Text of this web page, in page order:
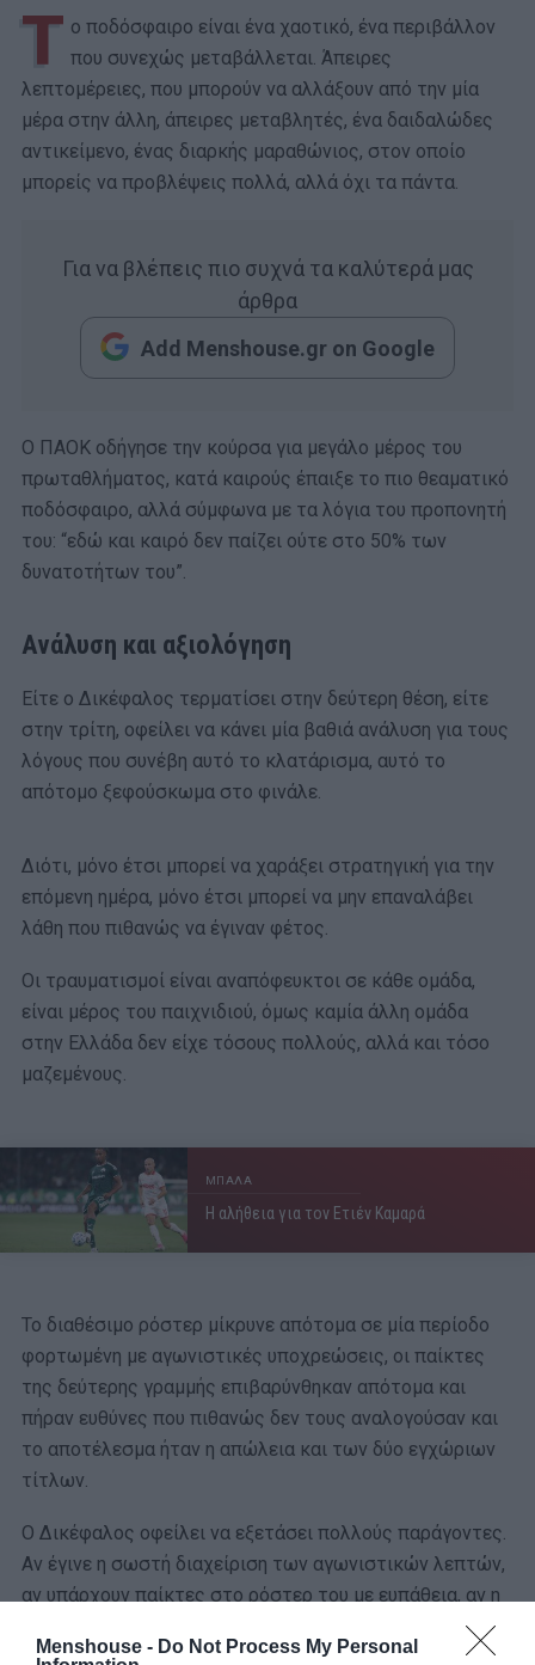
Menshouse - Do Not Process My Personal
Τ ο ποδόσφαιρο είναι ένα χαοτικό, ένα περιβάλλον
που συνεχώς μεταβάλλεται. Άπειρες
λεπτομέρειες, που μπορούν να αλλάξουν από την μία
μέρα στην άλλη, άπειρες μεταβλητές, ένα δαιδαλώδες
αντικείμενο, ένας διαρκής μαραθώνιος, στον οποίο
μπορείς να προβλέψεις πολλά, αλλά όχι τα πάντα.
Για να βλέπεις πιο συχνά τα καλύτερά μας
άρθρα
Add Menshouse.gr on Google
Ο ΠΑΟΚ οδήγησε την κούρσα για μεγάλο μέρος του
πρωταθλήματος, κατά καιρούς έπαιξε το πιο θεαματικό
ποδόσφαιρο, αλλά σύμφωνα με τα λόγια του προπονητή
του: “εδώ και καιρό δεν παίζει ούτε στο 50% των
δυνατοτήτων του”.
Ανάλυση και αξιολόγηση
Είτε ο Δικέφαλος τερματίσει στην δεύτερη θέση, είτε
στην τρίτη, οφείλει να κάνει μία βαθιά ανάλυση για τους
λόγους που συνέβη αυτό το κλατάρισμα, αυτό το
απότομο ξεφούσκωμα στο φινάλε.
Διότι, μόνο έτσι μπορεί να χαράξει στρατηγική για την
επόμενη ημέρα, μόνο έτσι μπορεί να μην επαναλάβει
λάθη που πιθανώς να έγιναν φέτος.
Οι τραυματισμοί είναι αναπόφευκτοι σε κάθε ομάδα,
είναι μέρος του παιχνιδιού, όμως καμία άλλη ομάδα
στην Ελλάδα δεν είχε τόσους πολλούς, αλλά και τόσο
μαζεμένους.
ΜΠΑΛΑ
Η αλήθεια για τον Ετιέν Καμαρά
Το διαθέσιμο ρόστερ μίκρυνε απότομα σε μία περίοδο
φορτωμένη με αγωνιστικές υποχρεώσεις, οι παίκτες
της δεύτερης γραμμής επιβαρύνθηκαν απότομα και
πήραν ευθύνες που πιθανώς δεν τους αναλογούσαν και
το αποτέλεσμα ήταν η απώλεια και των δύο εγχώριων
τίτλων.
Ο Δικέφαλος οφείλει να εξετάσει πολλούς παράγοντες.
Αν έγινε η σωστή διαχείριση των αγωνιστικών λεπτών,
αν υπάρχουν παίκτες στο ρόστερ του με ευπάθεια, αν η
αποκατάσταση και η ενσωμάτωση των τραυματιών
έγινε με τον καλύτερο τρόπο και φυσικά αν το ρόστερ